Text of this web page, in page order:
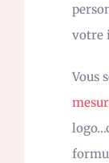
votre
Vous